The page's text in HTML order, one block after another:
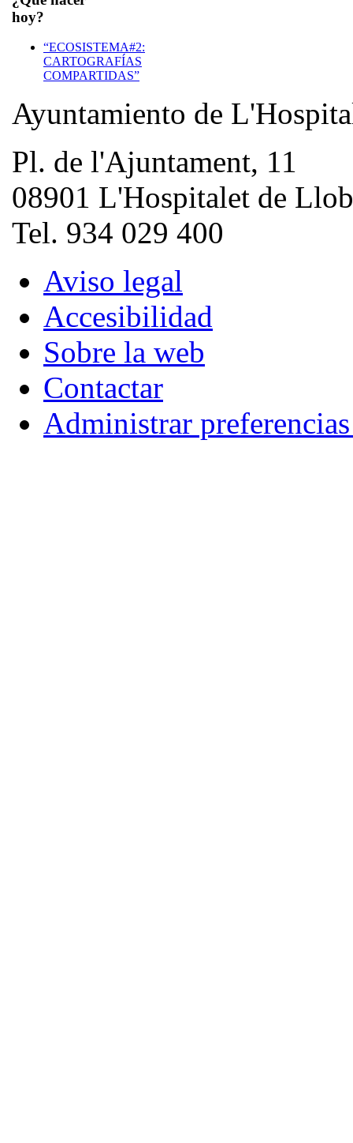
hoy?
“ECOSISTEMA#2:
CARTOGRAFÍAS
COMPARTIDAS”
Ayuntamiento de
Pl. de l'Ajuntament, 11
08901 L'Hospitalet de
Tel. 934 029 400
Aviso legal
Accesibilidad
Sobre la web
Contactar
Administrar